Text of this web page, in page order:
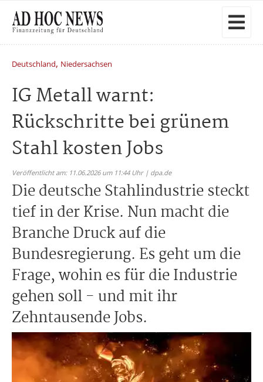
Deutschland, Niedersachsen
IG Metall warnt:
Rückschritte bei grünem
Stahl kosten Jobs
Veröffentlicht am: 11.06.2026 um 11:44 Uhr | dpa.de
Die deutsche Stahlindustrie steckt
tief in der Krise. Nun macht die
Branche Druck auf die
Bundesregierung. Es geht um die
Frage, wohin es für die Industrie
gehen soll - und mit ihr
Zehntausende Jobs.